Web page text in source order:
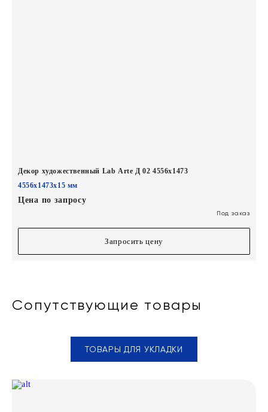
Декор художественный Lab Arte Д 02 4556x1473
4556х1473х15 мм
Цена по запросу
Под заказ
Запросить цену
Сопутствующие товары
ТОВАРЫ ДЛЯ УКЛАДКИ